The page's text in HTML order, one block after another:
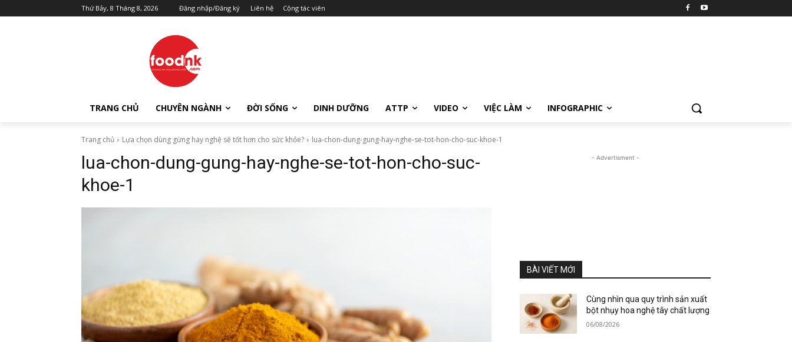
Thứ Bảy, 8 Tháng 8, 2026 Đăng nhập/Đăng ký Liên hệ Cộng tác viên
TRANG CHỦ CHUYÊN NGÀNH ĐỜI SỐNG DINH DƯỠNG ATTP VIDEO VIỆC LÀM INFOGRAPHIC
Trang chủ Lựa chọn dùng gừng hay nghệ sẽ tốt hơn cho sức khỏe? lua-chon-dung-gung-hay-nghe-se-tot-hon-cho-suc-khoe-1
lua-chon-dung-gung-hay-nghe-se-tot-hon-cho-suc-
khoe-1
- Advertisment -
BÀI VIẾT MỚI
Cùng nhìn qua quy trình sản xuất
bột nhụy hoa nghệ tây chất lượng
06/08/2026